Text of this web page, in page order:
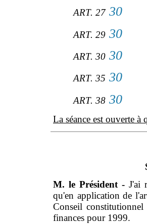
ART. 27 30
ART. 29 30
ART. 30 30
ART. 35 30
ART. 38 30
La séance est ouverte à
M. le Président - J'ai
qu'en application de
Conseil
finances pour 1999.